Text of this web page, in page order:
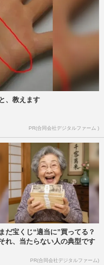
、教えます
PR(合同会社デジタルファーム )
まだ宝くじ“適当に”買ってる？
れ、当たらない人の典型です
PR(合同会社デジタルファーム)